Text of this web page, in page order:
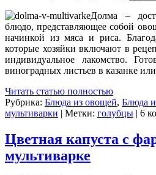
Долма –
блюдо, представляющее собой
начинкой из мяса и риса.
которые хозяйки включают в
индивидуальное лакомство.
виноградных листьев в казанке или
Читать статью полностью
Рубрика: Блюда из овощей, Блюда
мультиварки | Метки: голубцы | 6
Цветная капуста с
мультиварке